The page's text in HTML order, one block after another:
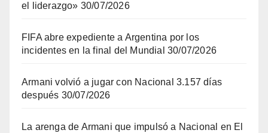
el liderazgo» 30/07/2026
FIFA abre expediente a Argentina por los
incidentes en la final del Mundial 30/07/2026
Armani volvió a jugar con Nacional 3.157 días
después 30/07/2026
La arenga de Armani que impulsó a Nacional en El